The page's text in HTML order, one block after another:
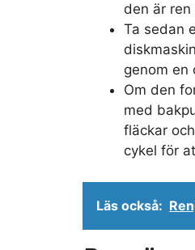
den är
Ta sedan
genom en
Om den
med
fläckar
cykel för
Läs också: